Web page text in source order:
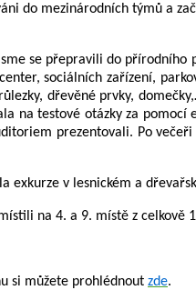
do mezinárodních týmů a
se přepravili do přírodního
sociálních zařízení,
dřevěné prvky,
na testové otázky za pomocí
prezentovali. Po
exkurze v lesnickém a
na 4. a 9. místě z celkově
si můžete prohlédnout zde.